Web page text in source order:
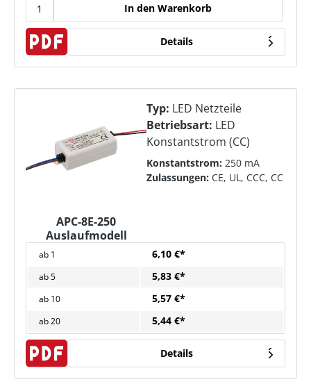
In den Warenkorb
Details
APC-8E-250
Auslaufmodell
Typ: LED Netzteile
Betriebsart: LED
Konstantstrom (CC)
Konstantstrom: 250 mA
Zulassungen: CE, UL, CCC, CC
ab 1 6,10 €*
ab5 5,83 €*
ab 10 5,57 €*
ab20 5,44 €*
Details